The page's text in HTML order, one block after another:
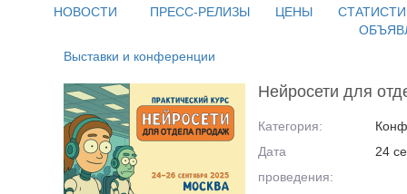
НОВОСТИ ПРЕСС-РЕЛИЗЫ ЦЕНЫ
Выставки и конференции
Нейросети для
Категория:
Дата
проведения:
24